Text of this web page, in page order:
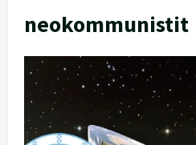
neokommunistit